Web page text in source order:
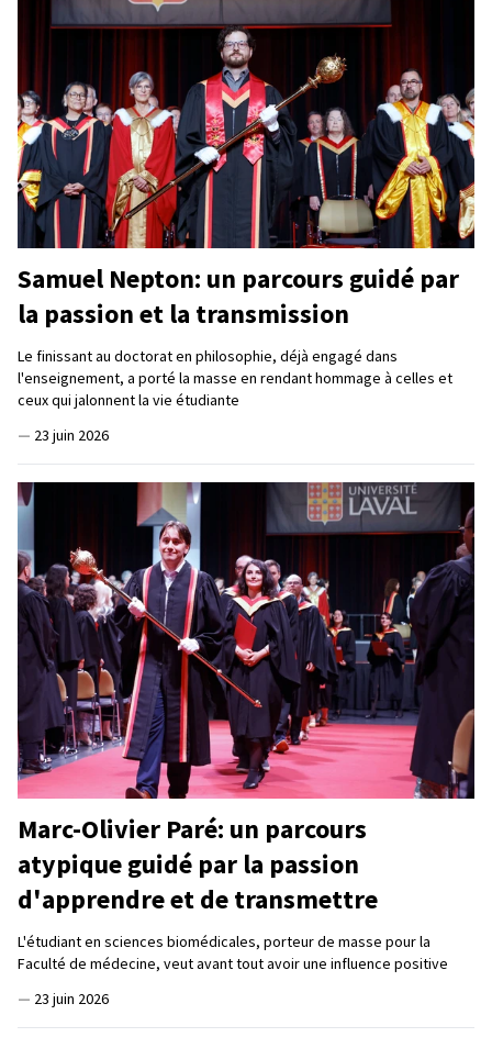
Samuel Nepton: un parcours guidé par
la passion et la transmission
Le finissant au doctorat en philosophie, déjà engagé dans
l'enseignement, a porté la masse en rendant hommage à celles et
ceux qui jalonnent la vie étudiante
— 23 juin 2026
Marc-Olivier Paré: un parcours
atypique guidé par la passion
d'apprendre et de transmettre
L'étudiant en sciences biomédicales, porteur de masse pour la
Faculté de médecine, veut avant tout avoir une influence positive
— 23 juin 2026